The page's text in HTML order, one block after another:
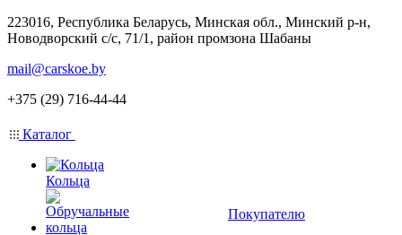
223016, Республика Беларусь, Минская обл., Минский р-н,
Новодворский с/с, 71/1, район промзона Шабаны
mail@carskoe.by
+375 (29) 716-44-44
Каталог
Кольца
Покупателю